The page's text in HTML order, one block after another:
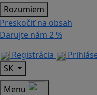
Rozumiem
Preskočiť na obsah
Darujte nám 2 %
Registrácia
SK
Menu